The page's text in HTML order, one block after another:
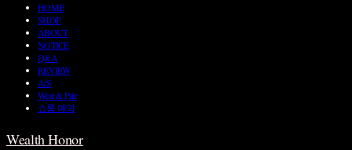
HOME
SHOP
ABOUT
NOTICE
Q&A
REVIEW
A/S
Wear & Pair
쇼룸 예약
Wealth Honor